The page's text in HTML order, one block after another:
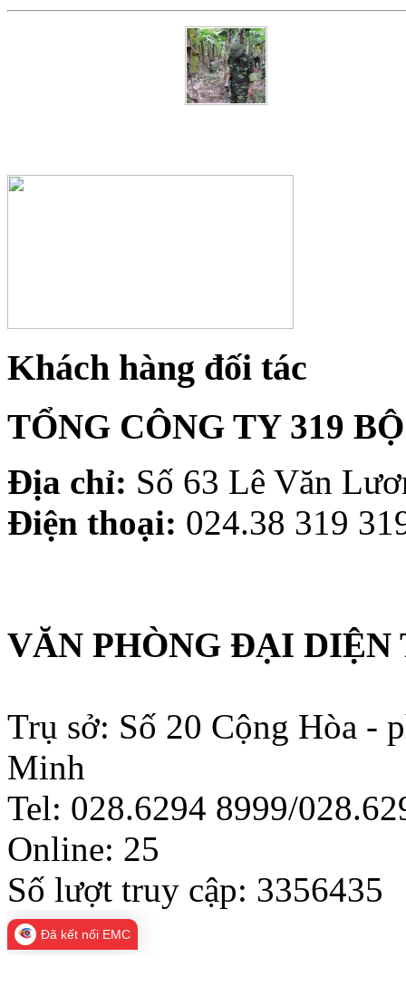
Khách hàng đối tác
TỔNG CÔNG TY 319
Địa chỉ: Số 63 Lê Văn
Điện thoại: 024.38 319
VĂN PHÒNG ĐẠI
Trụ sở: Số 20 Cộng Hòa -
Minh
Tel: 028.6294 8999/
Online: 25
Số lượt truy cập: 3356435
Đã kết nối EMC